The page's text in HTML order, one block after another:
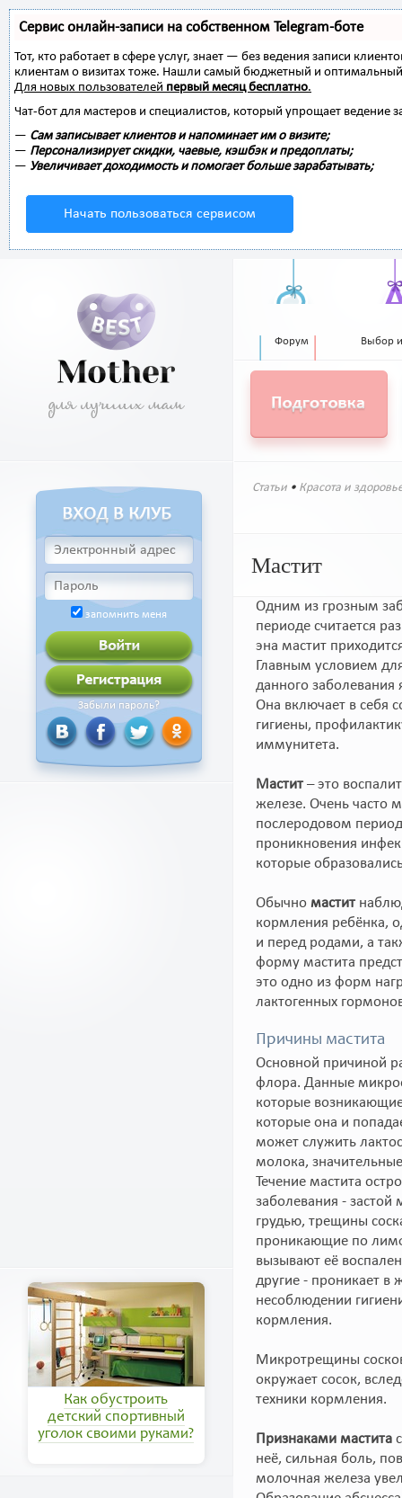
Сервис онлайн-записи на собственном Telegram-боте
Тот, кто работает в сфере услуг, знает — без ведения записи
клиентам о визитах тоже. Нашли самый бюджетный и
Для новых пользователей первый месяц бесплатно.
Чат-бот для мастеров и специалистов, который упрощает ведение
— Сам записывает клиентов и напоминает им о визите;
— Персонализирует скидки, чаевые, кэшбэк и предоплаты;
— Увеличивает доходимость и помогает больше зарабатывать;
Начать пользоваться сервисом
запомнить меня
Забыли пароль?
Как обустроить
детский спортивный
уголок своими руками?
Форум Выбор
Статьи • Красота и
Мастит
Одним из грозным
периоде считается
эна мастит
Главным условием
данного заболевания
Она включает в себя
гигиены,
иммунитета.
Мастит– это
железе. Очень часто
послеродовом
проникновения
которые
Обычно мастит
кормления ребёнка,
и перед родами, а
форму мастита
это одно из форм
лактогенных
Причины мастита
Основной причиной
флора. Данные
которые
которые она и
может служить
молока,
Течение мастита
заболевания -
грудью, трещины
проникающие по
вызывают её
другие - проникает в
несоблюдении
кормления.
Микротрещины
окружает сосок,
техники кормления.
Признаками мастита
неё, сильная боль,
молочная железа